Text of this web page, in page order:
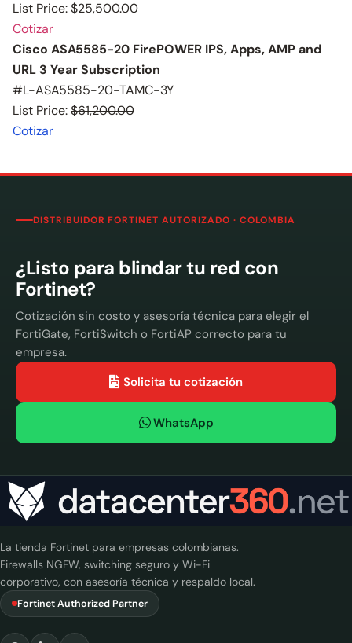
List Price:$25,500.00
Cotizar
Cisco ASA5585-20 FirePOWER IPS, Apps, AMP and
URL 3 Year Subscription
#L-ASA5585-20-TAMC-3Y
List Price:$61,200.00
Cotizar
DISTRIBUIDOR FORTINET AUTORIZADO · COLOMBIA
¿Listo para blindar tu red con
Fortinet?
Cotización sin costo y asesoría técnica para elegir el
FortiGate, FortiSwitch o FortiAP correcto para tu
empresa.
Solicita tu cotización
WhatsApp
La tienda Fortinet para empresas colombianas.
Firewalls NGFW, switching seguro y Wi-Fi
corporativo, con asesoría técnica y respaldo local.
Fortinet Authorized Partner